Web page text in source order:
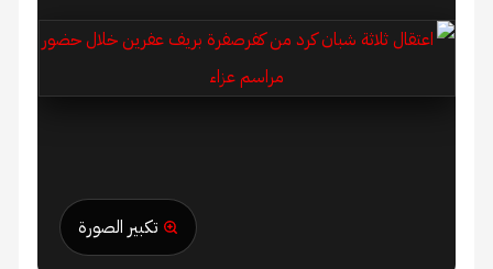
تكبير الصورة